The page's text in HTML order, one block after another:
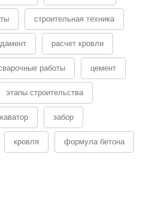
строительная техника
расчет кровли
работы цемент
этапы строительства
забор
кровля формула бетона